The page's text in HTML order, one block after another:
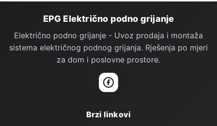
Podno Grijanje — podnožje stranice
EPG Električno podno grijanje
Električno podno grijanje - Uvoz prodaja i montaža
sistema električnog podnog grijanja. Rješenja po mjeri
za dom i poslovne prostore.
Facebook
Brzi linkovi